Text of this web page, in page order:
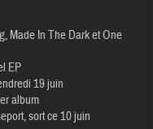
Made In The Dark et One
EP
19 juin
album
sort ce 10 juin